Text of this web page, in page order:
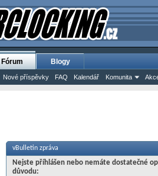
Fórum
Nové příspěvky FAQ Kalendář Komunita
Blogy
vBulletin zpráva
Nejste příhlášen nebo nemáte dostatečné
důvodu: